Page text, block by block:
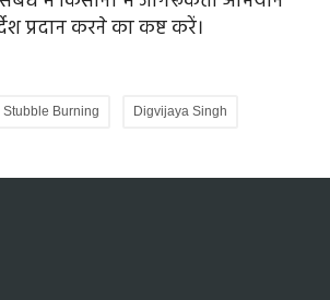
प्रदान करने का कष्ट करें।
Stubble Burning Digvijaya Singh